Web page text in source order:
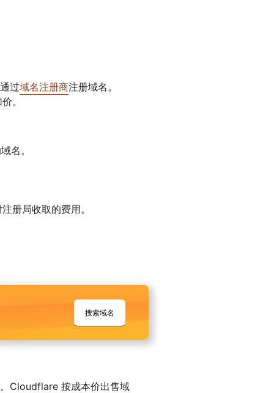
过域名注册商注册域名。
。
名。
册局收取的费用。
搜索域名
Cloudflare 按成本价出售域